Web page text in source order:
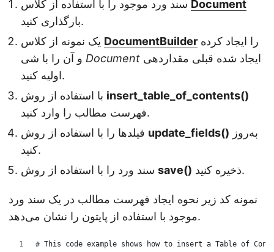
Document
بارگذاری کنید.
DocumentBuilder
Document
اولیه کنید.
insert_table_of_contents()
فهرست مطالب را وارد کنید.
update_fields()
کنید.
save() ذخیره کنید.
نمونه کد زیر نحوه ایجاد فهرست مطالب در یک سند ورد
موجود با استفاده از پایتون را نشان می‌دهد.
# This code example shows how to insert a Table of